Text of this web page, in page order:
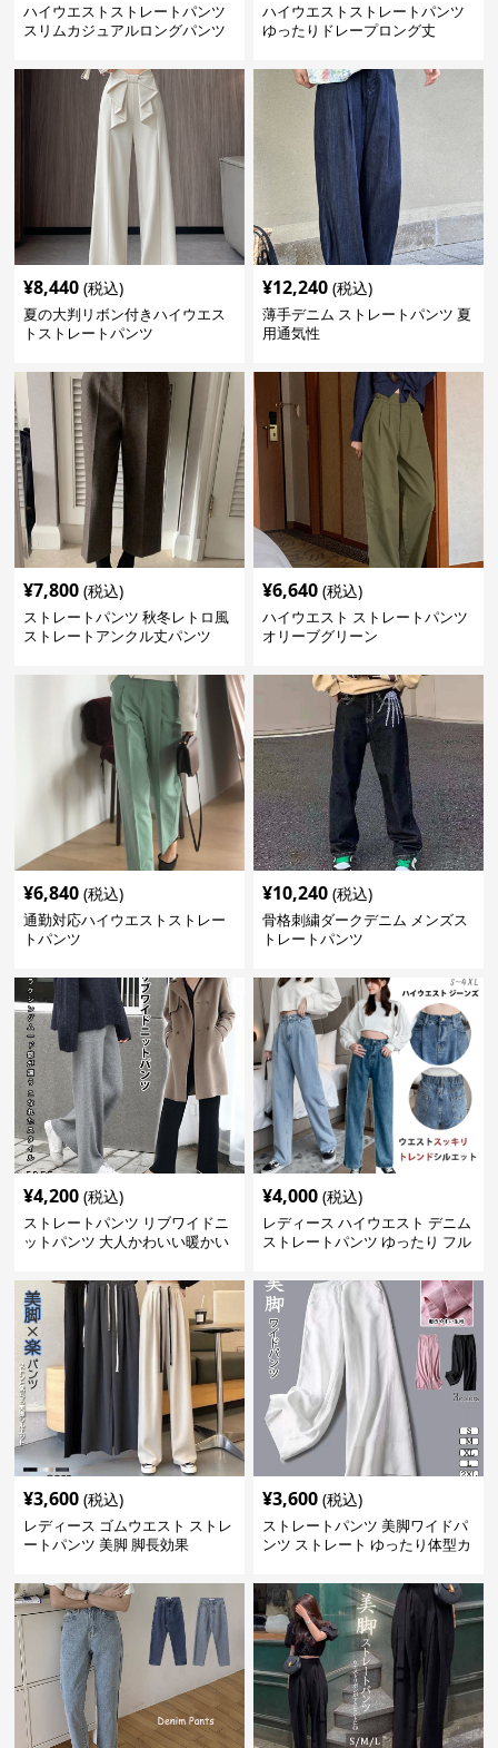
ハイウエストストレートパンツ
スリムカジュアルロングパンツ
ハイウエストストレートパンツ
ゆったりドレープロング丈
¥8,440 (税込)
夏の大判リボン付きハイウエス
トストレートパンツ
¥12,240 (税込)
薄手デニム ストレートパンツ 夏
用通気性
¥7,800 (税込)
ストレートパンツ 秋冬レトロ風
ストレートアンクル丈パンツ
¥6,640 (税込)
ハイウエスト ストレートパンツ
オリーブグリーン
¥6,840 (税込)
通勤対応ハイウエストストレー
トパンツ
¥10,240 (税込)
骨格刺繍ダークデニム メンズス
トレートパンツ
¥4,200 (税込)
ストレートパンツ リブワイドニ
ットパンツ 大人かわいい暖かい
¥4,000 (税込)
レディース ハイウエスト デニム
ストレートパンツ ゆったり フル
¥3,600 (税込)
レディース ゴムウエスト ストレ
ートパンツ 美脚 脚長効果
¥3,600 (税込)
ストレートパンツ 美脚ワイドパ
ンツ ストレート ゆったり体型カ